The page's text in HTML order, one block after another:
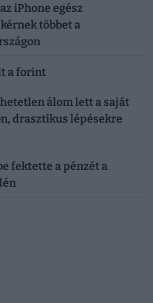
iPhone egész
többet a
a forint
álom lett a saját
drasztikus lépésekre
fektette a pénzét a